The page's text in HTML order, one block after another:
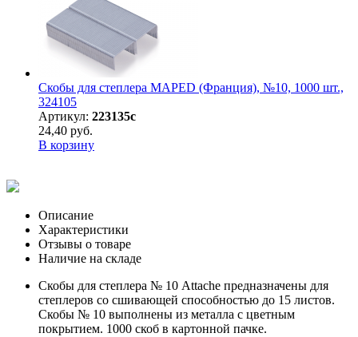
Скобы для степлера MAPED (Франция), №10, 1000 шт.,
324105
Артикул: 223135с
24,40 руб.
В корзину
Описание
Характеристики
Отзывы о товаре
Наличие на складе
Скобы для степлера № 10 Attache предназначены для
степлеров со сшивающей способностью до 15 листов.
Скобы № 10 выполнены из металла с цветным
покрытием. 1000 скоб в картонной пачке.